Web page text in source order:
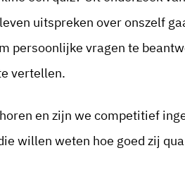
uitspreken over onszelf
persoonlijke vragen te
vertellen.
en zijn we competitief
willen weten hoe goed zij